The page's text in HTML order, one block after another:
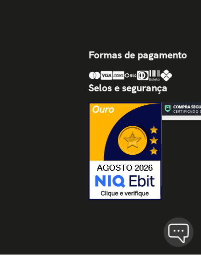
Formas de pagamento
Selos e segurança